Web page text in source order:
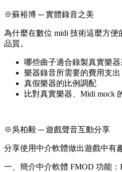
※蘇裕博 ─ 實體錄音之美
為什麼在數位 midi 技術這麼方
品質。
哪些曲子適合錄製真實樂
樂器錄音所需要的費用支出
真假樂器的比例調配
比對真實樂器、Midi mock
※吳柏毅 ─ 遊戲聲音互動分享
分享使用中介軟體做出遊戲中有
一、簡介中介軟體 FMOD 功能：